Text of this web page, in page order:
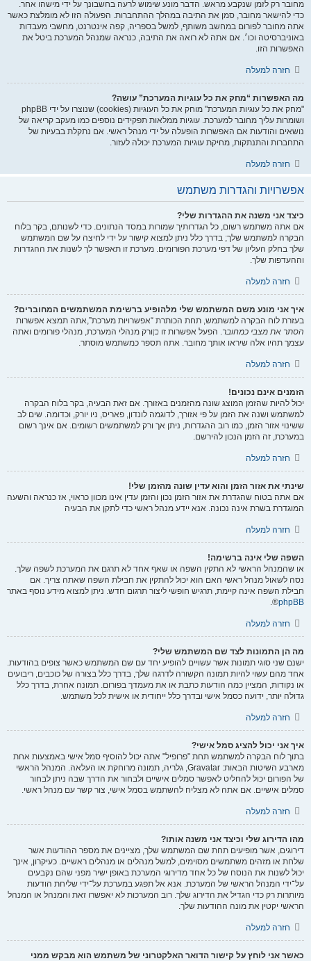
מחובר רק לזמן שנקבע מראש. הדבר מונע שימוש לרעה בחשבונך על ידי מישהו אחר.
כדי להישאר מחובר, סמן את התיבה במהלך ההתחברות. הפעולה הזו לא מומלצת כאשר
אתה מחובר לפורום במחשב משותף, למשל בספריה, קפה אינטרנט, מחשבי מעבדות
באוניברסיטה וכו׳. אם אתה לא רואה את התיבה, כנראה שמנהל המערכת ביטל את
האפשרות הזו.
חזרה למעלה
מה האפשרות “מחק את כל עוגיות המערכת” עושה?
"מחק את כל עוגיות המערכת" מוחק את כל העוגיות (cookies) שנוצרו על ידי phpBB
ושומרות עליך מחובר למערכת. עוגיות ממלאות תפקידים נוספים כמו מעקב קריאה של
נושאים והודעות אם האפשרות הופעלה על ידי מנהל ראשי. אם נתקלת בבעיות של
התחברות והתנתקות, מחיקת עוגיות המערכת יכולה לעזור.
חזרה למעלה
אפשרויות והגדרות משתמש
כיצד אני משנה את ההגדרות שלי?
אם אתה משתמש רשום, כל הגדרותיך שמורות במסד הנתונים. כדי לשנותם, בקר בלוח
הבקרה למשתמש שלך; בדרך כלל ניתן למצוא קישור על ידי לחיצה על שם המשתמש
שלך בחלק העליון של דפי מערכת הפורומים. מערכת זו תאפשר לך לשנות את ההגדרות
וההעדפות שלך.
חזרה למעלה
איך אני מונע משם המשתמש שלי מלהופיע ברשימת המשתמשים המחוברים?
בעזרת לוח הבקרה למשתמש, תחת הכותרת “אפשרויות מערכת”,אתה תמצא אפשרות
הסתר את מצבי כמחובר. הפעל אפשרות זו כןורק מנהלי המערכת, מנהלי פורומים ואתה
עצמך תהיו אלה שיראו אותך מחובר. אתה תספר כמשתמש מוסתר.
חזרה למעלה
הזמנים אינם נכונים!
יכול להיות שהזמן המוצג שונה מהזמנים באזורך. אם זאת הבעיה, בקר בלוח הבקרה
למשתמש ושנה את הזמן על פי אזורך, לדוגמה לונדון, פאריס, ניו יורק, וכדומה. שים לב
ששינוי אזור הזמן, כמו רוב ההגדרות, ניתן אך ורק למשתמשים רשומים. אם אינך רשום
במערכת, זה הזמן הנכון להירשם.
חזרה למעלה
שינתי את אזור הזמן והוא עדין שונה מהזמן שלי!
אם אתה בטוח שהגדרת את אזור הזמן נכון והזמן עדין אינו מכוון כראוי, אז כנראה והשעה
המוגדרת בשרת אינה נכונה. אנא יידע מנהל ראשי כדי לתקן את הבעיה
חזרה למעלה
השפה שלי אינה ברשימה!
או שהמנהל הראשי לא התקין השפה או שאף אחד לא תרגם את המערכת לשפה שלך.
נסה לשאול מנהל ראשי האם הוא יכול להתקין את חבילת השפה שאתה צריך. אם
חבילת השפה אינה קיימת, תרגיש חופשי ליצור תרגום חדש. ניתן למצוא מידע נוסף באתר
phpBB
®.
חזרה למעלה
מה הן התמונות לצד שם המשתמש שלי?
ישנם שני סוגי תמונות אשר עשויים להופיע יחד עם שם המשתמש כאשר צופים בהודעות.
אחד מהם עשוי להיות תמונה הקשורה לדרגה שלך, בדרך כלל בצורה של כוכבים, ריבועים
או נקודות, המציין כמה הודעות כתבת או את מעמדך בפורום. תמונה אחרת, בדרך כלל
גדולה יותר, ידועה כסמל אישי ובדרך כלל ייחודית או אישית לכל משתמש.
חזרה למעלה
איך אני יכול להציג סמל אישי?
בתוך לוח הבקרה למשתמש תחת "פרופיל" אתה יכול להוסיף סמל אישי באמצעות אחת
מארבע השיטות הבאות: Gravatar, גלריה, תמונה מרוחקת או העלאה. המנהל הראשי
של הפורום יכול להחליט לאפשר סמלים אישיים ולבחור את הדרך שבה ניתן לבחור
סמלים אישיים. אם אתה לא מצליח להשתמש בסמל אישי, צור קשר עם מנהל ראשי.
חזרה למעלה
מהו הדירוג שלי וכיצד אני משנה אותו?
דירוגים, אשר מופיעים תחת שם המשתמש שלך, מציינים את מספר ההודעות אשר
שלחת או מזהים משתמשים מסוימים, למשל מנהלים או מנהלים ראשיים. כעיקרון, אינך
יכול לשנות את הנוסח של כל אחד מדירוגי המערכת באופן ישיר מפני שהם נקבעים
על־ידי המנהל הראשי של המערכת. אנא אל תפגע במערכת על־ידי שליחת הודעות
מיותרות רק כדי הגדיל את הדירוג שלך. רוב המערכות לא יאפשרו זאת והמנהל או המנהל
הראשי יקטין את מונה ההודעות שלך.
חזרה למעלה
כאשר אני לוחץ על קישור הדואר האלקטרוני של משתמש הוא מבקש ממני